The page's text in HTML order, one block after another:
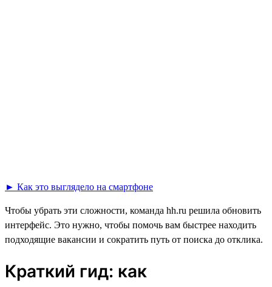
► Как это выглядело на смартфоне
Чтобы убрать эти сложности, команда hh.ru решила обновить
интерфейс. Это нужно, чтобы помочь вам быстрее находить
подходящие вакансии и сократить путь от поиска до отклика.
Краткий гид: как